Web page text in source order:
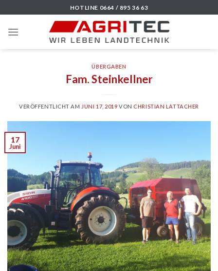
to
content
HOTLINE 0664 / 895 36 63
ÜBERGABEN
Fam. Steinkellner
VERÖFFENTLICHT AM JUNI 17, 2019 VON CHRISTIAN LATTACHER
17
Juni